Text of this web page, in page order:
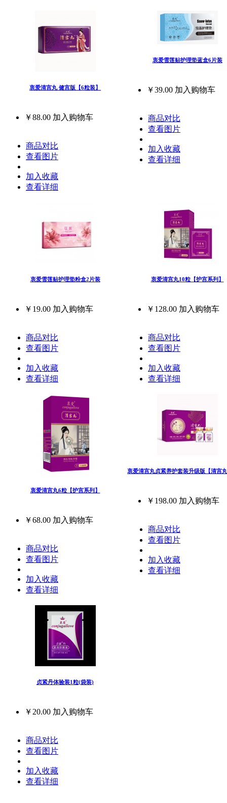
衷爱清宫丸 健宫版【6粒装】
￥88.00 加入购物车
商品对比
查看图片
加入收藏
查看详细
衷爱雪莲贴护理垫蓝盒6片装
￥39.00 加入购物车
商品对比
查看图片
加入收藏
查看详细
衷爱雪莲贴护理垫粉盒2片装
￥19.00 加入购物车
商品对比
查看图片
加入收藏
查看详细
衷爱清宫丸10粒【护宫系列】
￥128.00 加入购物车
商品对比
查看图片
加入收藏
查看详细
衷爱清宫丸6粒【护宫系列】
￥68.00 加入购物车
商品对比
查看图片
加入收藏
查看详细
衷爱清宫丸贞紧养护套装升级版【清宫
￥198.00 加入购物车
商品对比
查看图片
加入收藏
查看详细
贞紧丹体验装1粒(袋装)
￥20.00 加入购物车
商品对比
查看图片
加入收藏
查看详细